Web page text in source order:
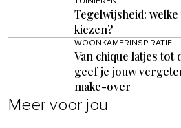
Tegelwijsheid:
kiezen?
WOONKAMERINSPIRATIE
Van chique latjes
geef je jouw
make-over
Meer voor jou